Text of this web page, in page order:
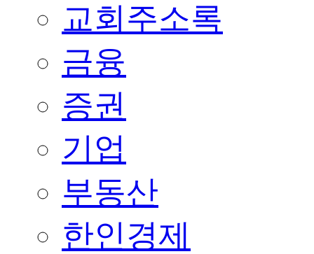
교회주소록
금융
증권
기업
부동산
한인경제